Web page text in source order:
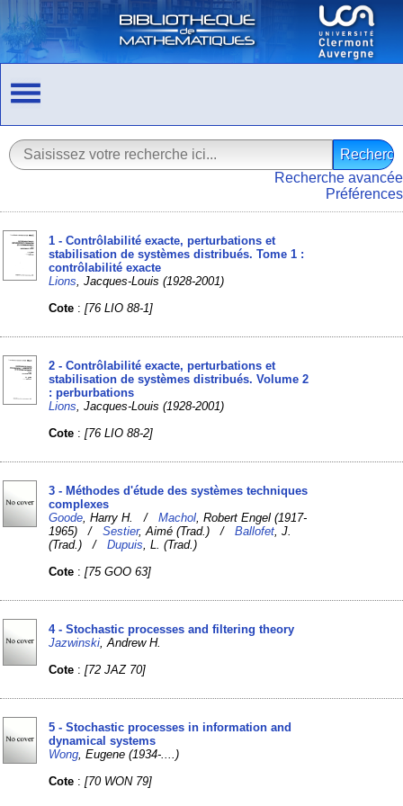
Recherche avancée
Préférences
1 - Contrôlabilité exacte, perturbations et
stabilisation de systèmes distribués. Tome 1 :
contrôlabilité exacte
Lions , Jacques-Louis (1928-2001)
Cote :[76 LIO 88-1]
2 - Contrôlabilité exacte, perturbations et
stabilisation de systèmes distribués. Volume 2
: perburbations
Lions , Jacques-Louis (1928-2001)
Cote :[76 LIO 88-2]
3 - Méthodes d'étude des systèmes techniques
complexes
Goode , Harry H. /Machol , Robert Engel (1917-
1965) /Sestier, Aimé (Trad.) /Ballofet , J.
(Trad.) /Dupuis , L. (Trad.)
Cote :[75 GOO 63]
4 - Stochastic processes and filtering theory
Jazwinski , Andrew H.
Cote :[72 JAZ 70]
5 - Stochastic processes in information and
dynamical systems
Wong , Eugene (1934-....)
Cote :[70 WON 79]